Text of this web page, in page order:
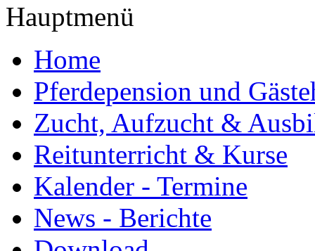
Hauptmenü
Home
Pferdepension und
Zucht, Aufzucht &
Reitunterricht & Kurse
Kalender - Termine
News - Berichte